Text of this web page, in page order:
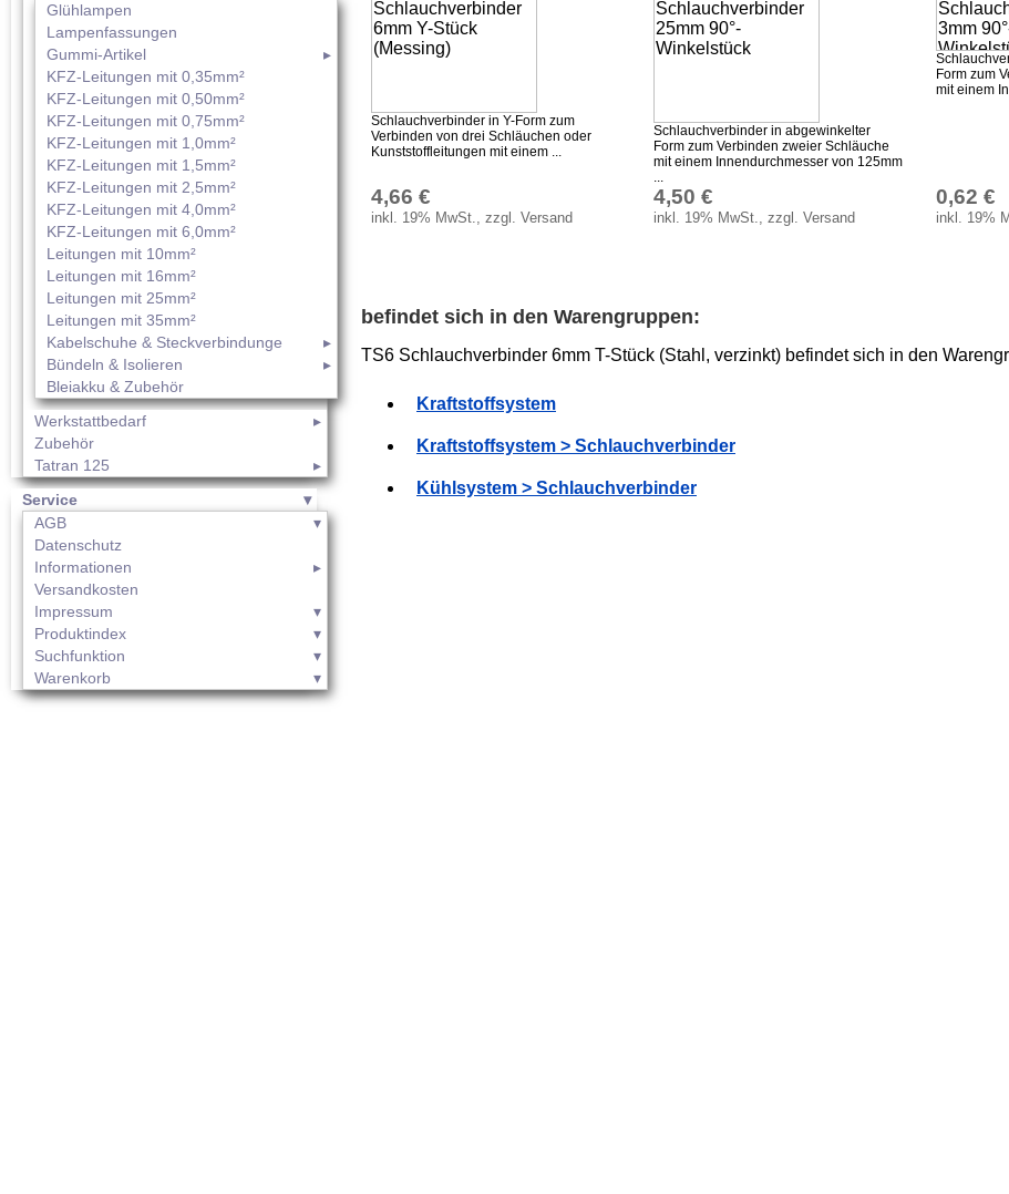
Glühlampen
Lampenfassungen
Gummi-Artikel
KFZ-Leitungen mit 0,35mm²
KFZ-Leitungen mit 0,50mm²
KFZ-Leitungen mit 0,75mm²
KFZ-Leitungen mit 1,0mm²
KFZ-Leitungen mit 1,5mm²
KFZ-Leitungen mit 2,5mm²
KFZ-Leitungen mit 4,0mm²
KFZ-Leitungen mit 6,0mm²
Leitungen mit 10mm²
Leitungen mit 16mm²
Leitungen mit 25mm²
Leitungen mit 35mm²
Kabelschuhe & Steckverbindunge
Bündeln & Isolieren
Bleiakku & Zubehör
Werkstattbedarf
Zubehör
Tatran 125
Service
AGB
Datenschutz
Informationen
Versandkosten
Impressum
Produktindex
Suchfunktion
Warenkorb
Schlauchverbinder in Y-Form zum
Verbinden von drei Schläuchen oder
Kunststoffleitungen mit einem ...
4,66 €
inkl. 19% MwSt., zzgl. Versand
Schlauchverbinder in abgewinkelter
Form zum Verbinden zweier Schläuche
mit einem Innendurchmesser von 125mm
...
4,50 €
inkl. 19% MwSt., zzgl. Versand
Form zum
mit einem
0,62 €
inkl. 19%
befindet sich in den Warengruppen:
TS6 Schlauchverbinder 6mm T-Stück (Stahl, verzinkt) befindet sich in den
Kraftstoffsystem
Kraftstoffsystem > Schlauchverbinder
Kühlsystem > Schlauchverbinder